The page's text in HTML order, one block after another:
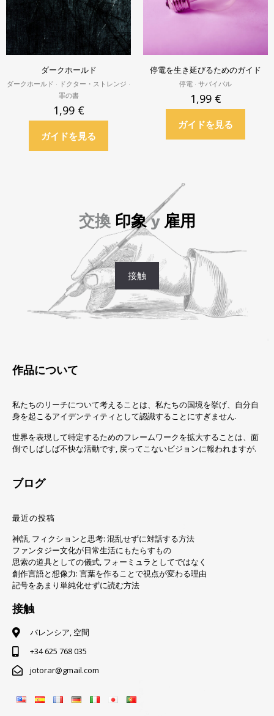
ダークホールド
ダークホールド · ドクター・ストレンジ ·
罪の書
1,99 €
ガイドを見る
停電を生き延びるためのガイド
停電 · サバイバル
1,99 €
ガイドを見る
交換 印象y 雇用
接触
作品について
私たちのリーチについて考えることは、私たちの国境を挙げ、自分自
身を起こるアイデンティティとして認識することにすぎません.
世界を表現して特定するためのフレームワークを拡大することは、面
倒でしばしば不快な活動です, 戻ってこないビジョンに報われますが.
ブログ
最近の投稿
神話, フィクションと思考: 混乱せずに対話する方法
ファンタジー文化が日常生活にもたらすもの
思索の道具としての儀式, フォーミュラとしてではなく
創作言語と想像力: 言葉を作ることで視点が変わる理由
記号をあまり単純化せずに読む方法
接触
バレンシア, 空間
+34 625 768 035
jotorar@gmail.com